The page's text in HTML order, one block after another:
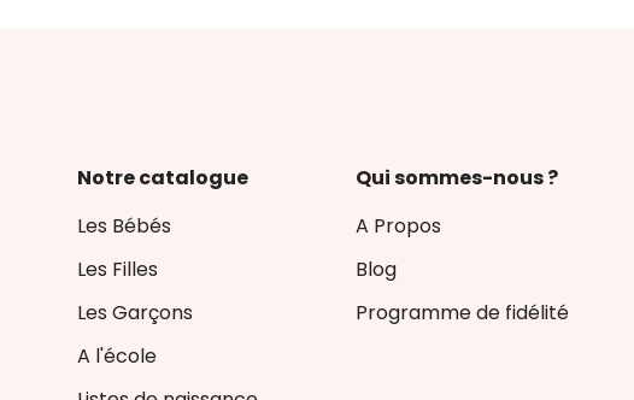
Notre catalogue
Les Bébés
Les Filles
Les Garçons
A l'école
Qui sommes-nous ?
A Propos
Blog
Programme de fidélité